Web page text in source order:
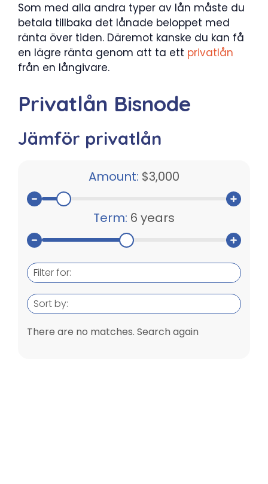
Som med alla andra typer av lån måste du
betala tillbaka det lånade beloppet med
ränta över tiden. Däremot kanske du kan få
en lägre ränta genom att ta ett privatlån
från en långivare.
Privatlån Bisnode
Jämför privatlån
Amount: $3,000
Term: 6 years
Filter for:
Sort by:
There are no matches. Search again